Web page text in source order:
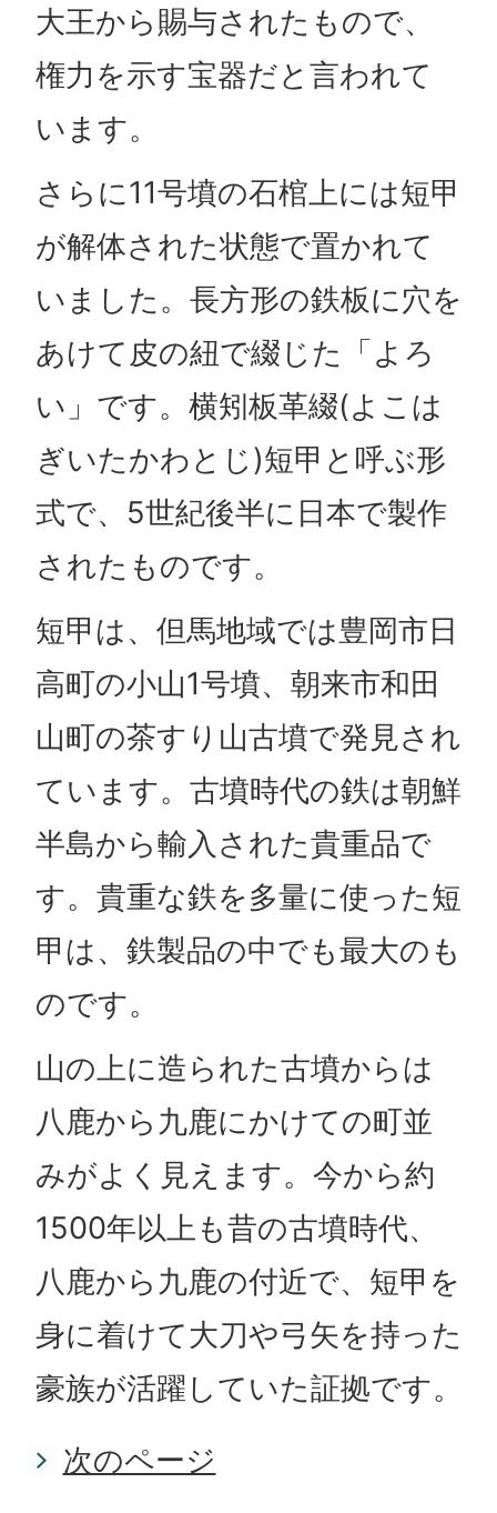
大王から賜与されたもので、
権力を示す宝器だと言われて
います。
さらに11号墳の石棺上には短甲
が解体された状態で置かれて
いました。長方形の鉄板に穴を
あけて皮の紐で綴じた「よろ
い」です。横矧板革綴(よこは
ぎいたかわとじ)短甲と呼ぶ形
式で、5世紀後半に日本で製作
されたものです。
短甲は、但馬地域では豊岡市日
高町の小山1号墳、朝来市和田
山町の茶すり山古墳で発見され
ています。古墳時代の鉄は朝鮮
半島から輸入された貴重品で
す。貴重な鉄を多量に使った短
甲は、鉄製品の中でも最大のも
のです。
山の上に造られた古墳からは
八鹿から九鹿にかけての町並
みがよく見えます。今から約
1500年以上も昔の古墳時代、
八鹿から九鹿の付近で、短甲を
身に着けて大刀や弓矢を持った
豪族が活躍していた証拠です。
次のページ